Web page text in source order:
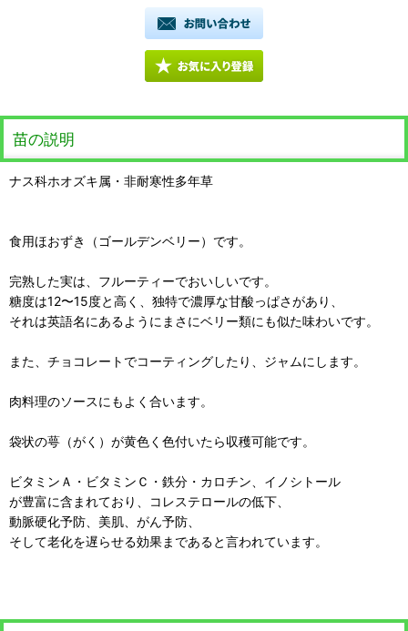
苗の説明
ナス科ホオズキ属・非耐寒性多年草
食用ほおずき（ゴールデンベリー）です。
完熟した実は、フルーティーでおいしいです。
糖度は12〜15度と高く、独特で濃厚な甘酸っぱさがあり、
それは英語名にあるようにまさにベリー類にも似た味わいです。
また、チョコレートでコーティングしたり、ジャムにします。
肉料理のソースにもよく合います。
袋状の萼（がく）が黄色く色付いたら収穫可能です。
ビタミンＡ・ビタミンＣ・鉄分・カロチン、イノシトール
が豊富に含まれており、コレステロールの低下、
動脈硬化予防、美肌、がん予防、
そして老化を遅らせる効果まであると言われています。